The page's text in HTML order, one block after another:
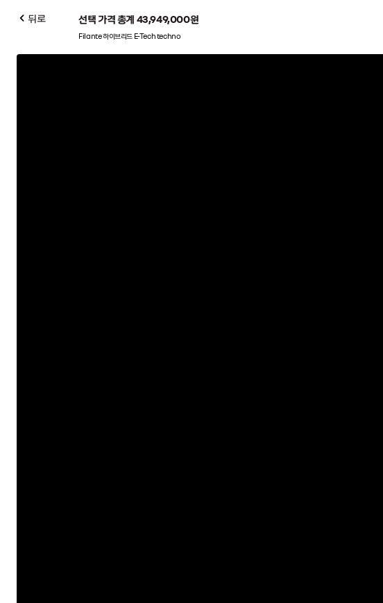
뒤로 선택 가격 총계 43,949,000원
Filante 하이브리드 E-Tech techno